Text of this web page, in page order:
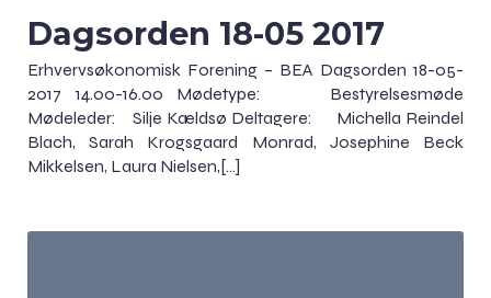
Dagsorden 18-05 2017
Erhvervsøkonomisk Forening – BEA Dagsorden 18-05-
2017 14.00-16.00 Mødetype: Bestyrelsesmøde
Mødeleder: Silje Kældsø Deltagere: Michella Reindel
Blach, Sarah Krogsgaard Monrad, Josephine Beck
Mikkelsen, Laura Nielsen,[…]